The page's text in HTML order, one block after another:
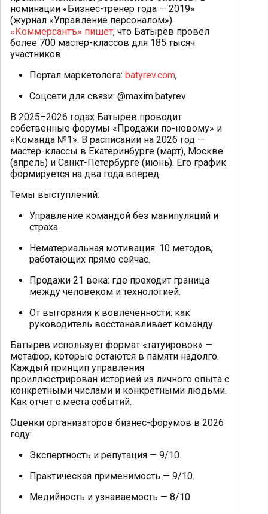
номинации «Бизнес-тренер года — 2019»
(журнал «Управление персоналом»).
«Коммерсантъ» пишет, что Батырев провел
более 700 мастер-классов для 185 тысяч
участников.
Портал маркетолога: batyrev.com,
Соцсети для связи: @maxim.batyrev
В 2025–2026 годах Батырев проводит
собственные форумы «Продажи по-новому» и
«Команда №1». В расписании на 2026 год —
мастер-классы в Екатеринбурге (март), Москве
(апрель) и Санкт-Петербурге (июнь). Его график
формируется на два года вперед.
Темы выступлений:
Управление командой без манипуляций и
страха.
Нематериальная мотивация: 10 методов,
работающих прямо сейчас.
Продажи 21 века: где проходит граница
между человеком и технологией.
От выгорания к вовлеченности: как
руководитель восстанавливает команду.
Батырев использует формат «татуировок» —
метафор, которые остаются в памяти надолго.
Каждый принцип управления
проиллюстрирован историей из личного опыта с
конкретными числами и конкретными людьми.
Как отчет с места событий.
Оценки организаторов бизнес-форумов в 2026
году:
Экспертность и репутация — 9/10.
Практическая применимость — 9/10.
Медийность и узнаваемость — 8/10.